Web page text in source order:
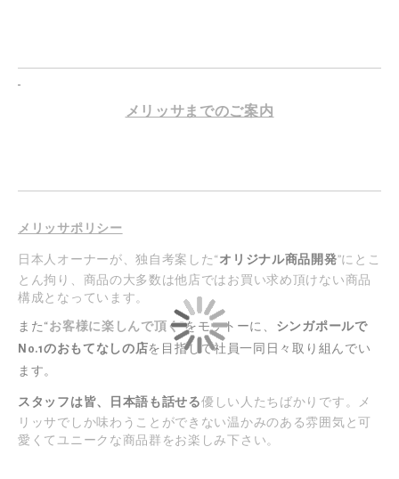
メリッサまでのご案内
メリッサポリシー
日本人オーナーが、独自考案した“ オリジナル商品開発”にとこ
とん拘り、商品の大多数は他店ではお買い求め頂けない商品
構成となっています。
また“ お客様に楽しんで頂く”をモットーに、 シンガポールで
No.1のおもてなしの店を目指して社員一同日々取り組んでい
ます。
スタッフは皆、日本語も話せる優しい人たちばかりです。メ
リッサでしか味わうことができない温かみのある雰囲気と可
愛くてユニークな商品群をお楽しみ下さい。